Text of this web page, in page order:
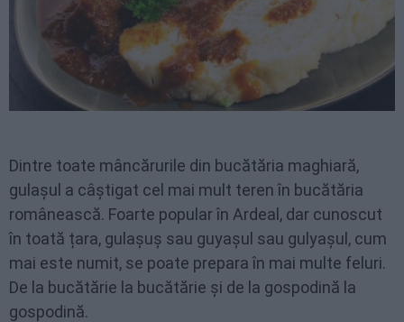
Dintre toate mâncărurile din bucătăria maghiară,
gulașul a câștigat cel mai mult teren în bucătăria
românească. Foarte popular în Ardeal, dar cunoscut
în toată țara, gulașuș sau guyașul sau gulyașul, cum
mai este numit, se poate prepara în mai multe feluri.
De la bucătărie la bucătărie și de la gospodină la
gospodină.